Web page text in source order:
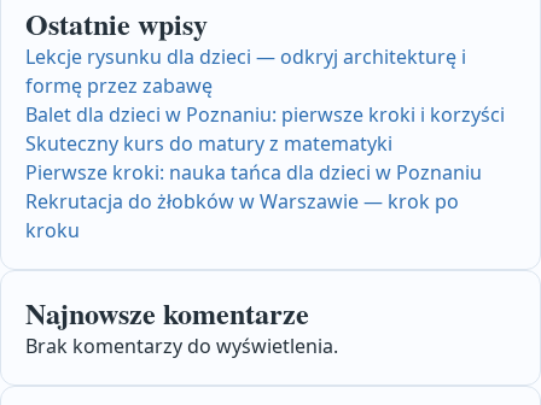
Ostatnie wpisy
Lekcje rysunku dla dzieci — odkryj architekturę i
formę przez zabawę
Balet dla dzieci w Poznaniu: pierwsze kroki i korzyści
Skuteczny kurs do matury z matematyki
Pierwsze kroki: nauka tańca dla dzieci w Poznaniu
Rekrutacja do żłobków w Warszawie — krok po
kroku
Najnowsze komentarze
Brak komentarzy do wyświetlenia.